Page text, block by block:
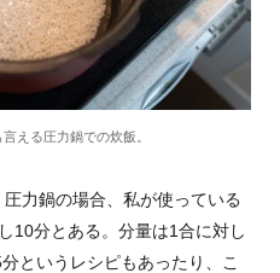
える圧力鍋での炊飯。
力鍋の場合、私が使っている
10分とある。分量は1合に対し
というレシピもあったり、こ